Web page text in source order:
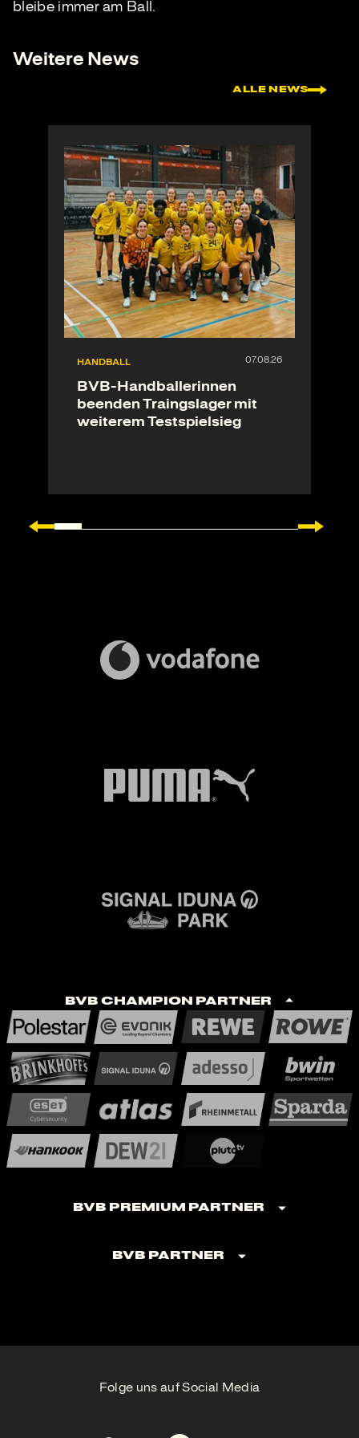
bleibe immer am Ball.
Weitere News
ALLE NEWS
HANDBALL
BVB-Handballerinnen
beenden Traingslager mit
weiterem Testspielsieg
BVB Champion Partner
BVB Premium Partner
BVB Partner
Folge uns auf Social Media